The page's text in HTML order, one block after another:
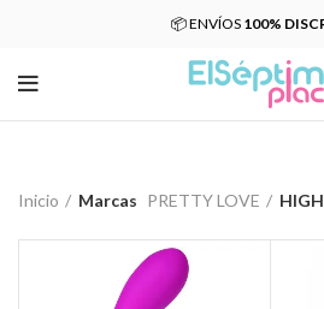
📦 ENVÍOS 100%
Inicio Marcas PRETTY LOVE